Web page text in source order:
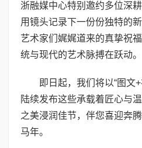
浙融媒中心特别邀约多位深
用镜头记录下一份份独特的
艺术家们娓娓道来的真挚祝
统与现代的艺术脉搏在跃动。
即日起，我们将以“图文
陆续发布这些承载着匠心与
之美浸润佳节，伴您喜迎奔
马年。